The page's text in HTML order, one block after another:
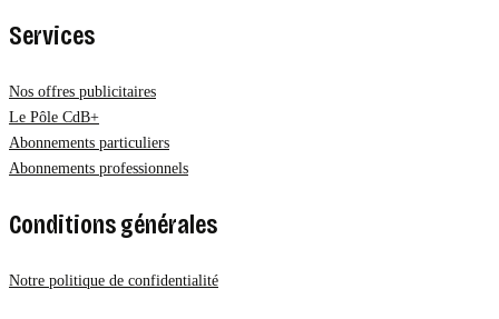
Services
Nos offres publicitaires
Le Pôle CdB+
Abonnements particuliers
Abonnements professionnels
Conditions générales
Notre politique de confidentialité